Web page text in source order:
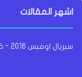
اشهر المقالات
سيريال اوفيس 2016 - كراك اوفيس 2016